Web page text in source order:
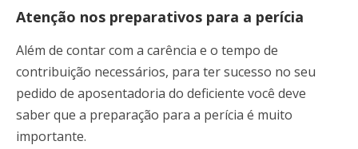
Atenção nos preparativos para a perícia
Além de contar com a carência e o tempo de
contribuição necessários, para ter sucesso no seu
pedido de aposentadoria do deficiente você deve
saber que a preparação para a perícia é muito
importante.